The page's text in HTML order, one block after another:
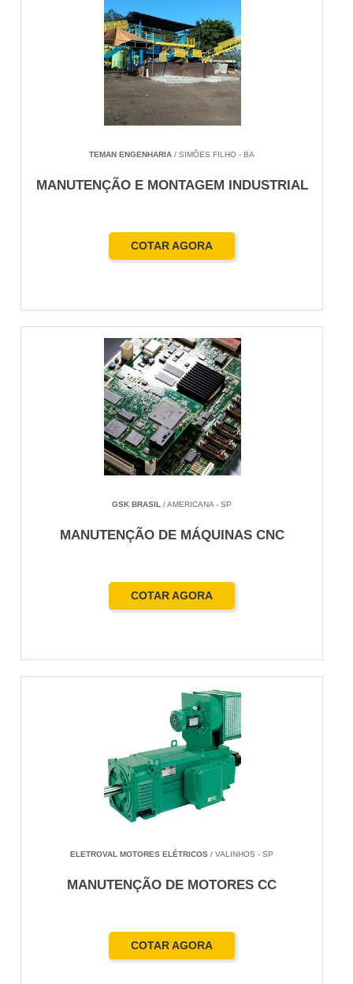
TEMAN ENGENHARIA / SIMÕES FILHO - BA
MANUTENÇÃO E MONTAGEM INDUSTRIAL
COTAR AGORA
GSK BRASIL / AMERICANA - SP
MANUTENÇÃO DE MÁQUINAS CNC
COTAR AGORA
ELETROVAL MOTORES ELÉTRICOS / VALINHOS - SP
MANUTENÇÃO DE MOTORES CC
COTAR AGORA